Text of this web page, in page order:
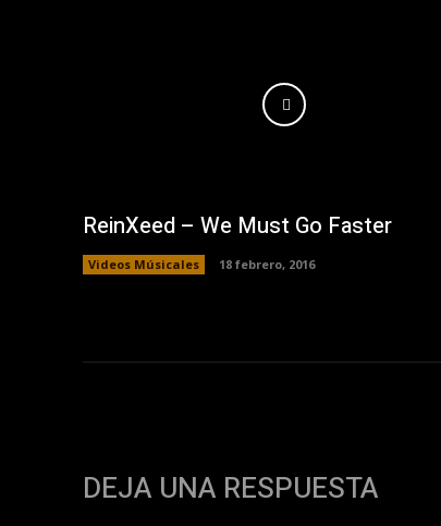
ReinXeed – We Must Go Faster
Videos Músicales 18 febrero, 2016
DEJA UNA RESPUESTA